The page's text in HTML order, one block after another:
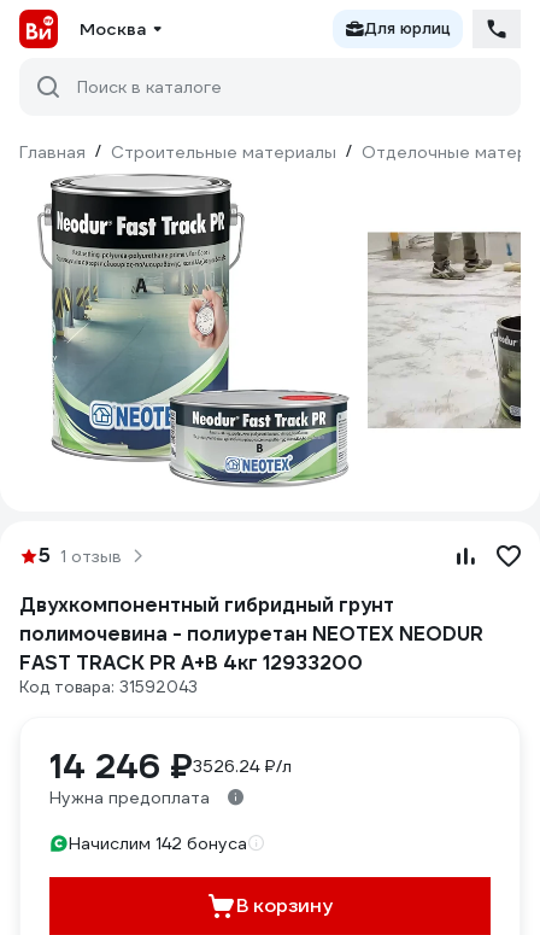
Москва Для юрлиц
Поиск в каталоге
Главная / Строительные материалы / Отделочные
5 1 отзыв
Двухкомпонентный гибридный грунт
полимочевина - полиуретан NEOTEX NEODUR
FAST TRACK PR A+В 4кг 12933200
Код товара: 31592043
14 246 ₽3526.24 ₽/л
Нужна предоплата
Начислим 142 бонуса
В корзину